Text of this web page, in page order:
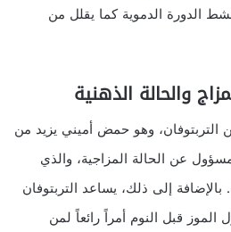
الدورة الدموية كما يقلل من
والحالة الذهنية
التربتوفان، وهو حمض أميني يزيد من
عن الحالة المزاجية، والذي
إلى ذلك، يساعد التربتوفان
الموز قبل النوم أمراً رائعاً لمن